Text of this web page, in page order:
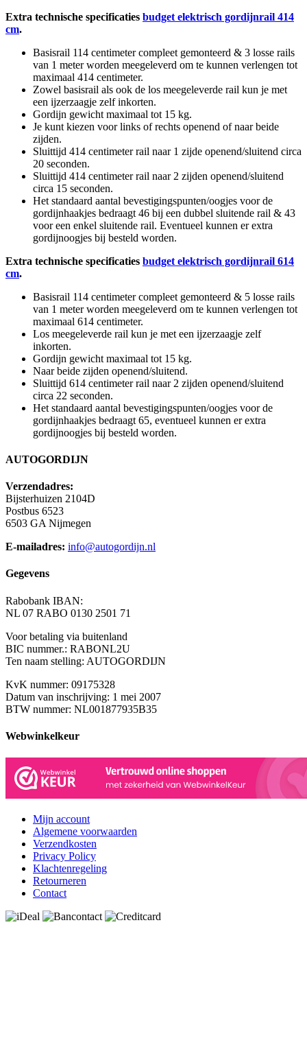
Extra technische specificaties budget elektrisch gordijnrail 414
cm.
Basisrail 114 centimeter compleet gemonteerd & 3 losse rails
van 1 meter worden meegeleverd om te kunnen verlengen tot
maximaal 414 centimeter.
Zowel basisrail als ook de los meegeleverde rail kun je met
een ijzerzaagje zelf inkorten.
Gordijn gewicht maximaal tot 15 kg.
Je kunt kiezen voor links of rechts openend of naar beide
zijden.
Sluittijd 414 centimeter rail naar 1 zijde openend/sluitend circa
20 seconden.
Sluittijd 414 centimeter rail naar 2 zijden openend/sluitend
circa 15 seconden.
Het standaard aantal bevestigingspunten/oogjes voor de
gordijnhaakjes bedraagt 46 bij een dubbel sluitende rail & 43
voor een enkel sluitende rail. Eventueel kunnen er extra
gordijnoogjes bij besteld worden.
Extra technische specificaties budget elektrisch gordijnrail 614
cm.
Basisrail 114 centimeter compleet gemonteerd & 5 losse rails
van 1 meter worden meegeleverd om te kunnen verlengen tot
maximaal 614 centimeter.
Los meegeleverde rail kun je met een ijzerzaagje zelf
inkorten.
Gordijn gewicht maximaal tot 15 kg.
Naar beide zijden openend/sluitend.
Sluittijd 614 centimeter rail naar 2 zijden openend/sluitend
circa 22 seconden.
Het standaard aantal bevestigingspunten/oogjes voor de
gordijnhaakjes bedraagt 65, eventueel kunnen er extra
gordijnoogjes bij besteld worden.
AUTOGORDIJN
Verzendadres:
Bijsterhuizen 2104D
Postbus 6523
6503 GA Nijmegen
E-mailadres: info@autogordijn.nl
Gegevens
Rabobank IBAN:
NL 07 RABO 0130 2501 71
Voor betaling via buitenland
BIC nummer.: RABONL2U
Ten naam stelling: AUTOGORDIJN
KvK nummer: 09175328
Datum van inschrijving: 1 mei 2007
BTW nummer: NL001877935B35
Webwinkelkeur
Mijn account
Algemene voorwaarden
Verzendkosten
Privacy Policy
Klachtenregeling
Retourneren
Contact